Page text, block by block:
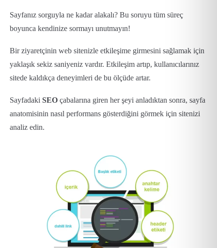
Sayfanız sorguyla ne kadar alakalı? Bu soruyu tüm süreç
boyunca kendinize sormayı unutmayın!
Bir ziyaretçinin web sitenizle etkileşime girmesini sağlamak için
yaklaşık sekiz saniyeniz vardır. Etkileşim artıp, kullanıcılarınız
sitede kaldıkça deneyimleri de bu ölçüde artar.
Sayfadaki SEO çabalarına giren her şeyi anladıktan sonra, sayfa
anatomisinin nasıl performans gösterdiğini görmek için sitenizi
analiz edin.